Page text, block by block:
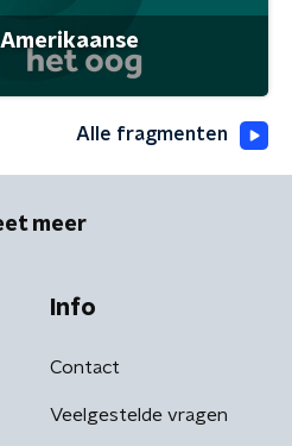
Alle fragmenten
meer
Info
Contact
Veelgestelde vragen